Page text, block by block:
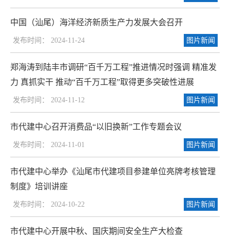
中国（汕尾）海洋经济新质生产力发展大会召开
发布时间： 2024-11-24 图片新闻
郑海涛到陆丰市调研“百千万工程”推进情况时强调 精准发
力 真抓实干 推动“百千万工程”取得更多突破性进展
发布时间： 2024-11-12 图片新闻
市代建中心召开消费品“以旧换新”工作专题会议
发布时间： 2024-11-01 图片新闻
市代建中心举办《汕尾市代建项目参建单位亮牌考核管理
制度》培训讲座
发布时间： 2024-10-22 图片新闻
市代建中心开展中秋、国庆期间安全生产大检查